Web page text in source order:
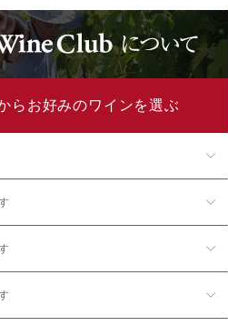
らお好みのワインを選ぶ